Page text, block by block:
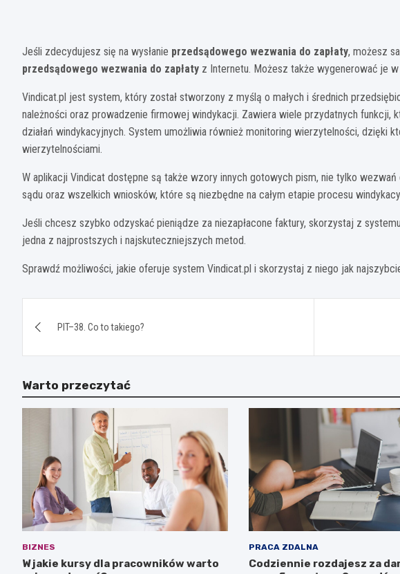
Jeśli zdecydujesz się na wysłanie przedsądowego wezwania do zapłaty, możesz
przedsądowego wezwania do zapłaty z Internetu. Możesz także wygenerować je
Vindicat.pl jest system, który został stworzony z myślą o małych i średnich
należności oraz prowadzenie firmowej windykacji. Zawiera wiele przydatnych funkcji,
działań windykacyjnych. System umożliwia również monitoring wierzytelności, dzięki
wierzytelnościami.
W aplikacji Vindicat dostępne są także wzory innych gotowych pism, nie tylko
sądu oraz wszelkich wniosków, które są niezbędne na całym etapie procesu
Jeśli chcesz szybko odzyskać pieniądze za niezapłacone faktury, skorzystaj z
jedna z najprostszych i najskuteczniejszych metod.
Sprawdź możliwości, jakie oferuje system Vindicat.pl i skorzystaj z niego jak
wpisuPIT–38. Co to takiego?
Warto przeczytać
BIZNES
W jakie kursy dla pracowników warto
PRACA ZDALNA
Codziennie rozdajesz za